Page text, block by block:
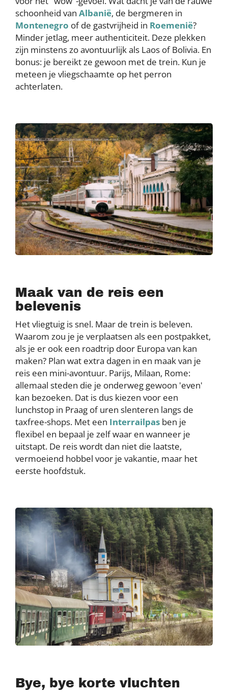
schoonheid van Albanië, de bergmeren in
Montenegro of de gastvrijheid in Roemenië?
Minder jetlag, meer authenticiteit. Deze plekken
zijn minstens zo avontuurlijk als Laos of Bolivia. En
bonus: je bereikt ze gewoon met de trein. Kun je
meteen je vliegschaamte op het perron
achterlaten.
Maak van de reis een
belevenis
Het vliegtuig is snel. Maar de trein is beleven.
Waarom zou je je verplaatsen als een postpakket,
als je er ook een roadtrip door Europa van kan
maken? Plan wat extra dagen in en maak van je
reis een mini-avontuur. Parijs, Milaan, Rome:
allemaal steden die je onderweg gewoon 'even'
kan bezoeken. Dat is dus kiezen voor een
lunchstop in Praag of uren slenteren langs de
taxfree-shops. Met een Interrailpas ben je
flexibel en bepaal je zelf waar en wanneer je
uitstapt. De reis wordt dan niet die laatste,
vermoeiend hobbel voor je vakantie, maar het
eerste hoofdstuk.
Bye, bye korte vluchten